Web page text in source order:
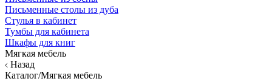
Письменные столы из дуба
Стулья в кабинет
Тумбы для кабинета
Шкафы для книг
Мягкая мебель
Назад
Каталог/Мягкая мебель